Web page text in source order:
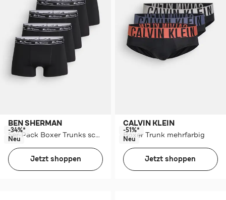
BEN SHERMAN
5er-Pack Boxer Trunks schwarz
-34%*
Neu
Jetzt shoppen
CALVIN KLEIN
Boxer Trunk mehrfarbig
-51%*
Neu
Jetzt shoppen